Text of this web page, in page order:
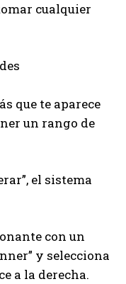
cualquier
que te aparece
un rango de
el sistema
con un
y selecciona
a la derecha.